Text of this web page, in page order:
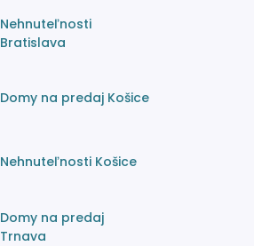
Nehnuteľnosti
Bratislava
Domy na predaj Košice
Nehnuteľnosti Košice
Domy na predaj
Trnava